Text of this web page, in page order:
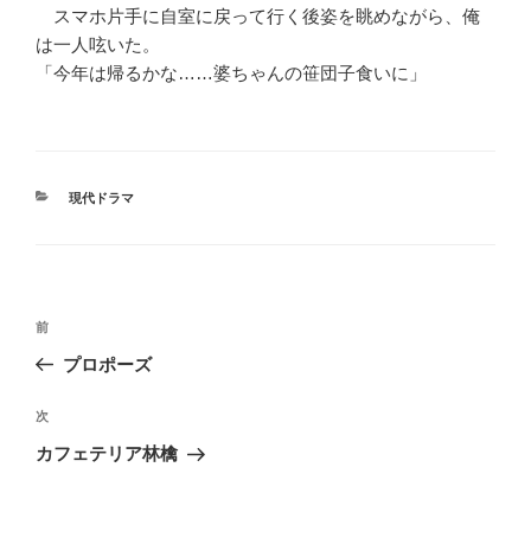
スマホ片手に自室に戻って行く後姿を眺めながら、俺
は一人呟いた。
「今年は帰るかな……婆ちゃんの笹団子食いに」
カ
現代ドラマ
投
ビ
ゲ
前
の
稿
前
プロポーズ
次
の
次
カフェテリア林檎